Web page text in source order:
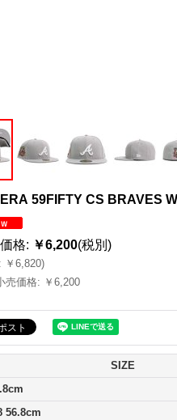
59FIFTY CS BRAVES
格: ￥6,200(税別)
: ￥6,820)
売価格: ￥6,200
SIZE
56.8cm